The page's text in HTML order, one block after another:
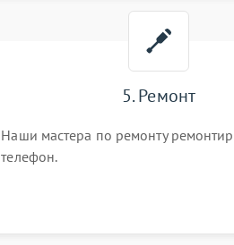
5. Ремонт
Наши мастера по ремонту
телефон.